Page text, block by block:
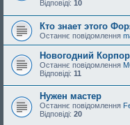
Відповіді: 10
Кто знает этого
Останнє повідомлення
Новогодний
Останнє повідомлення
Відповіді: 11
Нужен мастер
Останнє повідомлення
Відповіді: 20